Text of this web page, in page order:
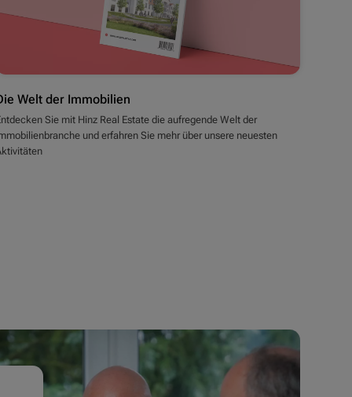
Welt der Immobilien
Sie mit Hinz Real Estate die aufregende Welt der
und erfahren Sie mehr über unsere neuesten